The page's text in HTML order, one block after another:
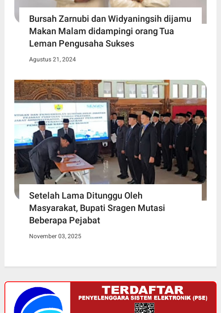
Bursah Zarnubi dan Widyaningsih dijamu
Makan Malam didampingi orang Tua
Leman Pengusaha Sukses
Agustus 21, 2024
Setelah Lama Ditunggu Oleh
Masyarakat, Bupati Sragen Mutasi
Beberapa Pejabat
November 03, 2025